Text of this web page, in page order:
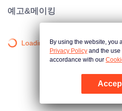
예고&메이킹
Loading…By using the website, you
Privacy Policy and the use
accordance with our